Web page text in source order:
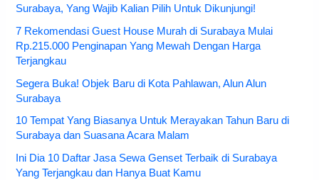
Surabaya, Yang Wajib Kalian Pilih Untuk Dikunjungi!
7 Rekomendasi Guest House Murah di Surabaya Mulai
Rp.215.000 Penginapan Yang Mewah Dengan Harga
Terjangkau
Segera Buka! Objek Baru di Kota Pahlawan, Alun Alun
Surabaya
10 Tempat Yang Biasanya Untuk Merayakan Tahun Baru di
Surabaya dan Suasana Acara Malam
Ini Dia 10 Daftar Jasa Sewa Genset Terbaik di Surabaya
Yang Terjangkau dan Hanya Buat Kamu